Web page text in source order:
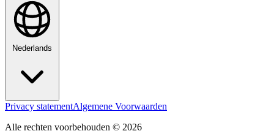
Privacy statementAlgemene Voorwaarden
Alle rechten voorbehouden © 2026